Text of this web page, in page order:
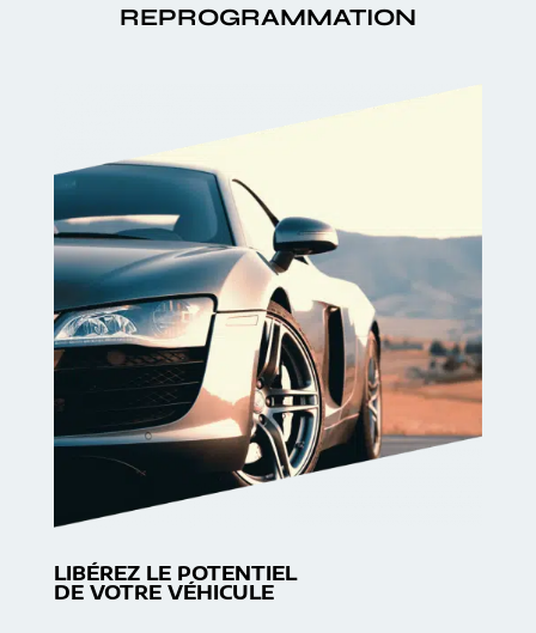
REPROGRAMMATION
LIBÉREZ LE POTENTIEL
DE VOTRE VÉHICULE